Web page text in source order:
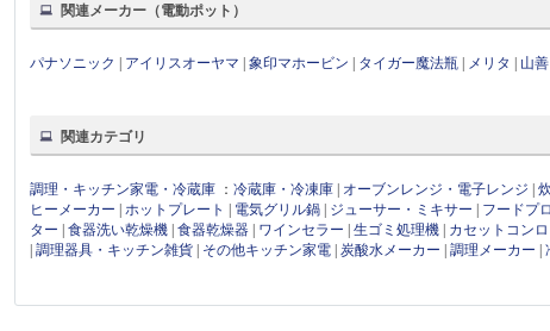
関連メーカー（電動ポット）
パナソニック アイリスオーヤマ |象印マホービン タイガー魔法瓶 メリタ 山善
関連カテゴリ
調理・キッチン家電・冷蔵庫 ：冷蔵庫・冷凍庫 オーブンレンジ・電子レンジ |
ヒーメーカー |ホットプレート 電気グリル鍋 ジューサー・ミキサー フードプ
ター |食器洗い乾燥機 |食器乾燥器 ワインセラー |生ゴミ処理機 カセットコン
|調理器具・キッチン雑貨 その他キッチン家電 |炭酸水メーカー |調理メーカー |